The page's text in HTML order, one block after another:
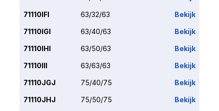
71110IFI 63/32/63 Bekijk
71110IGI 63/40/63 Bekijk
71110IHI 63/50/63 Bekijk
71110III 63/63/63 Bekijk
71110JGJ 75/40/75 Bekijk
71110JHJ 75/50/75 Bekijk